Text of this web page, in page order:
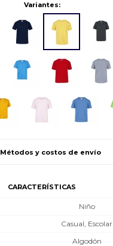
Variantes:
Métodos y costos de envío
CARACTERÍSTICAS
Niño
Casual, Escolar
Algodón